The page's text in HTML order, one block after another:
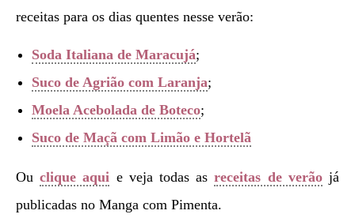
receitas para os dias quentes nesse verão:
Soda Italiana de Maracujá;
Suco de Agrião com Laranja;
Moela Acebolada de Boteco;
Suco de Maçã com Limão e Hortelã
Ouclique aqui e veja todas asreceitas de verãojá
publicadas no Manga com Pimenta.